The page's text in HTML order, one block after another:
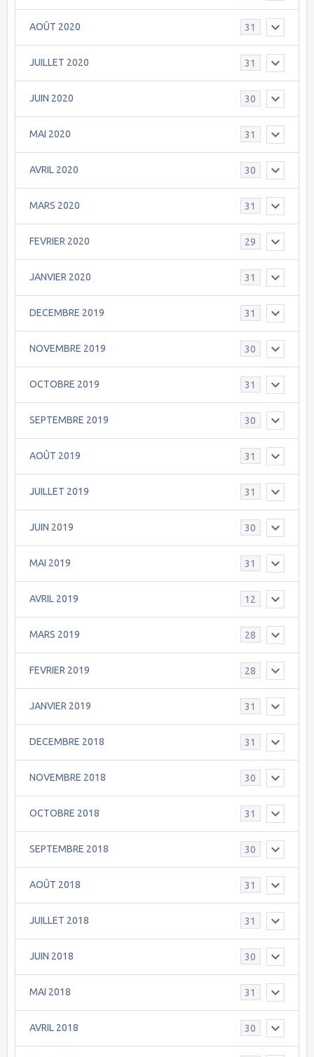
AOÛT 2020 31
JUILLET 2020 31
JUIN 2020 30
MAI 2020 31
AVRIL 2020 30
MARS 2020 31
FEVRIER 2020 29
JANVIER 2020 31
DECEMBRE 2019 31
NOVEMBRE 2019 30
OCTOBRE 2019 31
SEPTEMBRE 2019 30
AOÛT 2019 31
JUILLET 2019 31
JUIN 2019 30
MAI 2019 31
AVRIL 2019 12
MARS 2019 28
FEVRIER 2019 28
JANVIER 2019 31
DECEMBRE 2018 31
NOVEMBRE 2018 30
OCTOBRE 2018 31
SEPTEMBRE 2018 30
AOÛT 2018 31
JUILLET 2018 31
JUIN 2018 30
MAI 2018 31
AVRIL 2018 30